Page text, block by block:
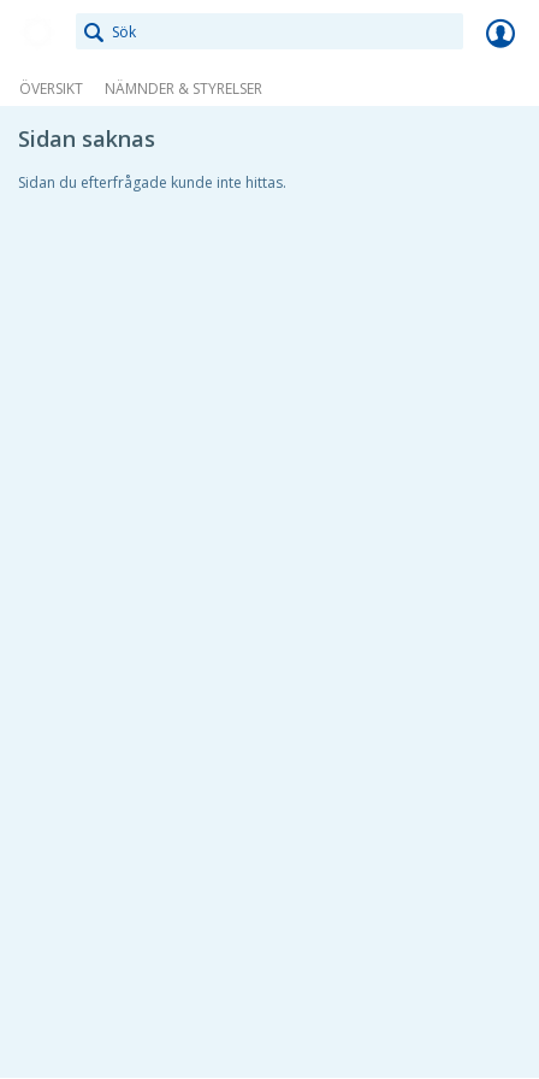
ÖVERSIKT NÄMNDER & STYRELSER
Sidan saknas
Sidan du efterfrågade kunde inte hittas.